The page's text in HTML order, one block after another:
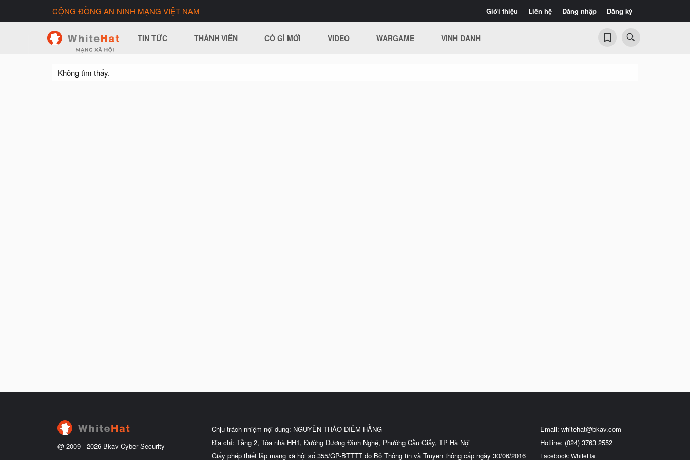
Giới thiệu Liên hệ Đăng nhập Đăng ký
CỘNG ĐỒNG AN NINH MẠNG VIỆT NAM
TIN TỨC THÀNH VIÊN CÓ GÌ MỚI VIDEO WARGAME VINH DANH
Không tìm thấy.
@ 2009 - 2026 Bkav Cyber Security
Chịu trách nhiệm nội dung: NGUYỄN THẢO DIỄM HẰNG
Địa chỉ: Tầng 2, Tòa nhà HH1, Đường Dương Đình Nghệ, Phường Cầu Giấy, TP Hà Nội
Giấy phép thiết lập mạng xã hội số 355/GP-BTTTT do Bộ Thông tin và Truyền thông cấp ngày 30/06/2016
Email: whitehat@bkav.com
Hotline: (024) 3763 2552
Facebook: WhiteHat